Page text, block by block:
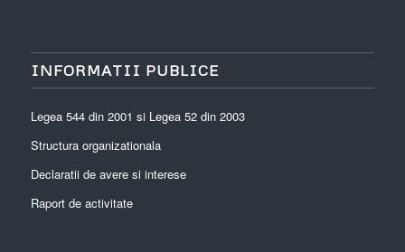
INFORMATII PUBLICE
Legea 544 din 2001 si Legea 52 din 2003
Structura organizationala
Declaratii de avere si interese
Raport de activitate